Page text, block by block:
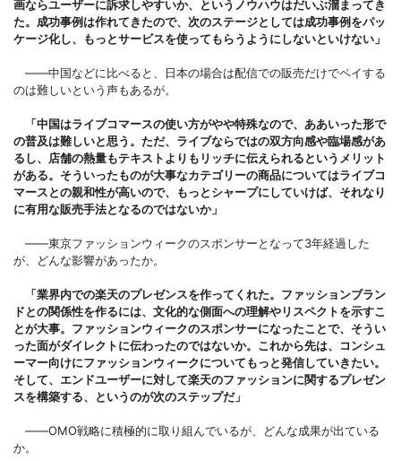
画ならユーザーに訴求しやすいか、というノウハウはだいぶ溜まってき
た。成功事例は作れてきたので、次のステージとしては成功事例をパッ
ケージ化し、もっとサービスを使ってもらうようにしないといけない」
――中国などに比べると、日本の場合は配信での販売だけでペイする
のは難しいという声もあるが。
「中国はライブコマースの使い方がやや特殊なので、ああいった形で
の普及は難しいと思う。ただ、ライブならではの双方向感や臨場感があ
るし、店舗の熱量もテキストよりもリッチに伝えられるというメリット
がある。そういったものが大事なカテゴリーの商品についてはライブコ
マースとの親和性が高いので、もっとシャープにしていけば、それなり
に有用な販売手法となるのではないか」
――東京ファッションウィークのスポンサーとなって3年経過した
が、どんな影響があったか。
「業界内での楽天のプレゼンスを作ってくれた。ファッションブラン
ドとの関係性を作るには、文化的な側面への理解やリスペクトを示すこ
とが大事。ファッションウィークのスポンサーになったことで、そうい
った面がダイレクトに伝わったのではないか。これから先は、コンシュ
ーマー向けにファッションウィークについてもっと発信していきたい。
そして、エンドユーザーに対して楽天のファッションに関するプレゼン
スを構築する、というのが次のステップだ」
――OMO戦略に積極的に取り組んでいるが、どんな成果が出ている
か。